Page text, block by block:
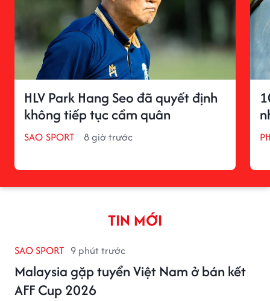
HLV Park Hang Seo đã quyết định
không tiếp tục cầm quân
SAO SPORT 8 giờ trước
TIN MỚI
SAO SPORT 9 phút trước
Malaysia gặp tuyển Việt Nam ở bán kết
AFF Cup 2026